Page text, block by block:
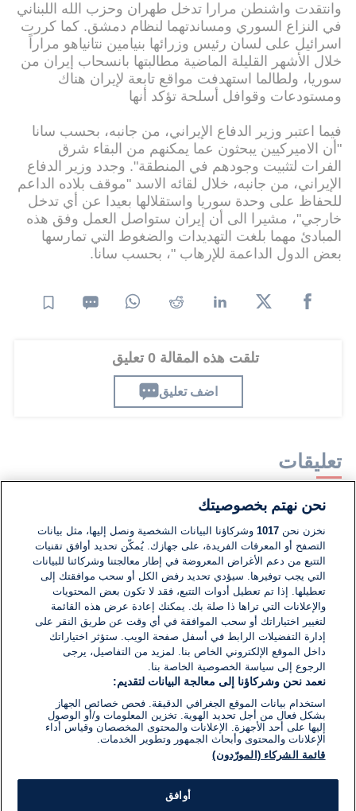
وانتقدت واشنطن مرارا تدخل طهران وحزب الله اللبناني
في النزاع السوري ومساندتهما لنظام دمشق. كما كررت
اسرائيل على لسان رئيس وزرائها بنيامين نتانياهو مراراً
خلال الأشهر القليلة الماضية مطالبتها بانسحاب إيران من
سوريا، ولطالما استهدفت مواقع تابعة لإيران هناك
ومستودعات وقوافل أسلحة تؤكد أنها
فيما اعتبر وزير الدفاع الإيراني، من جانبه، بحسب سانا
"أن الاميركيين يبحثون عما يمكنهم من البقاء شرق
الفرات لتثبيت وجودهم في المنطقة". وجدد وزير الدفاع
الإيراني، من جانبه، خلال لقائه الاسد "موقف بلاده الداعم
للحفاظ على وحدة سوريا واستقلالها بعيدا عن أي تدخل
خارجي"، مشيرا الى أن إيران ستواصل العمل وفق هذه
المبادئ مهما بلغت التهديدات والضغوط التي تمارسها
بعض الدول الداعمة للإرهاب "، بحسب سانا.
تلقت هذه المقالة 0 تعليق
اضف تعليق
تعليقات
لا توجد تعليقات مكتوبة حتى الآن. كن الأول!
اكتب تعليقًا جديدًا ...
نحن نهتم بخصوصيتك
نخزن نحن1017 وشركاؤنا البيانات الشخصية ونصل إليها، مثل بيانات
التصفح أو المعرفات الفريدة، على جهازك. يُمكّن تحديد أوافق تقنيات
التتبع من دعم الأغراض المعروضة في إطار معالجتنا وشركائنا للبيانات
التي يجب توفيرها. سيؤدي تحديد رفض الكل أو سحب موافقتك إلى
تعطيلها. إذا تم تعطيل أدوات التتبع، فقد لا تكون بعض المحتويات
والإعلانات التي تراها ذا صلة بك. يمكنك إعادة عرض هذه القائمة
لتغيير اختياراتك أو سحب الموافقة في أي وقت عن طريق النقر على
إدارة التفضيلات الرابط في أسفل صفحة الويب. ستؤثر اختياراتك
داخل الموقع الإلكتروني الخاص بنا. لمزيد من التفاصيل، يرجى
الرجوع إلى سياسة الخصوصية الخاصة بنا.
نعمد نحن وشركاؤنا إلى معالجة البيانات لتقديم:
استخدام بيانات الموقع الجغرافي الدقيقة. فحص خصائص الجهاز
بشكل فعال من أجل تحديد الهوية. تخزين المعلومات و/أو الوصول
إليها على أحد الأجهزة. الإعلانات والمحتوى المخصصان وقياس أداء
الإعلانات والمحتوى وأبحاث الجمهور وتطوير الخدمات.
قائمة الشركاء (المورّدون)
أوافق